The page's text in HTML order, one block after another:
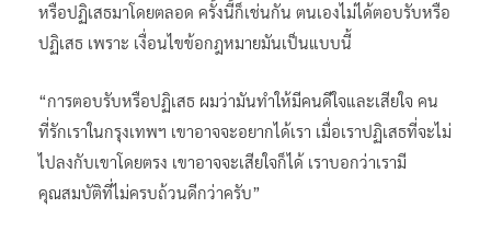
หรือปฏิเสธมาโดยตลอด ครั้งนี้ก็เช่นกัน ตนเองไม่ได้ตอบรับหรือ
ปฏิเสธ เพราะ เงื่อนไขข้อกฎหมายมันเป็นแบบนี้
“การตอบรับหรือปฏิเสธ ผมว่ามันทำให้มีคนดีใจและเสียใจ คน
ที่รักเราในกรุงเทพฯ เขาอาจจะอยากได้เรา เมื่อเราปฏิเสธที่จะไม่
ไปลงกับเขาโดยตรง เขาอาจจะเสียใจก็ได้ เราบอกว่าเรามี
คุณสมบัติที่ไม่ครบถ้วนดีกว่าครับ”